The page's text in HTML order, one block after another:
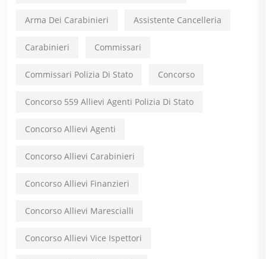
Arma Dei Carabinieri Assistente Cancelleria
Carabinieri Commissari
Commissari Polizia Di Stato Concorso
Concorso 559 Allievi Agenti Polizia Di Stato
Concorso Allievi Agenti
Concorso Allievi Carabinieri
Concorso Allievi Finanzieri
Concorso Allievi Marescialli
Concorso Allievi Vice Ispettori